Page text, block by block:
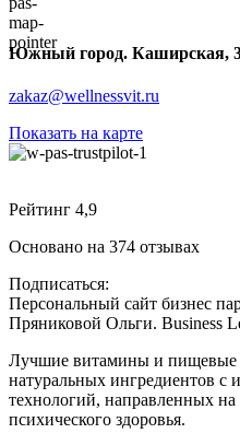
Южный город. Каширская,
zakaz@wellnessvit.ru
Показать на карте
Рейтинг 4,9
Основано на 374 отзывах
Подписаться:
Персональный сайт бизнес
Пряниковой Ольги. Business
Лучшие витамины и пищевые
натуральных ингредиентов с
технологий, направленных
психического здоровья.